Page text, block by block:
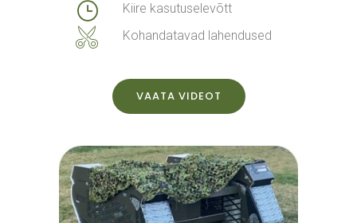
Kiire kasutuselevõtt
Kohandatavad lahendused
VAATA VIDEOT